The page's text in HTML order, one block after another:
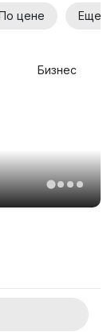
цене Еще
Бизнес